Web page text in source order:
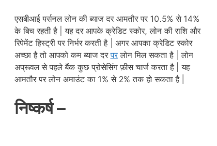
एसबीआई पर्सनल लोन की ब्याज दर आमतौर पर 10.5% से 14%
के बिच रहती है | यह दर आपके क्रेडिट स्कोर, लोन की राशि और
रिपेमेंट हिस्ट्री पर निर्भर करती है | अगर आपका क्रेडिट स्कोर
अच्छा है तो आपको कम ब्याज दरपरलोन मिल सकता है | लोन
अप्रूवल से पहले बैंक कुछ प्रोसेसिंग फ़ीस चार्ज करता है | यह
आमतौर पर लोन अमाउंट का 1% से 2% तक हो सकता है |
निष्कर्ष –